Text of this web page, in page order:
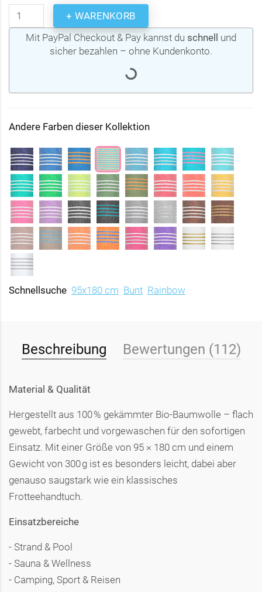
+ WARENKORB
Mit PayPal Checkout & Pay kannst du schnell
und
sicher bezahlen – ohne Kundenkonto.
Andere Farben dieser Kollektion
Schnellsuche 95x180 cm Bunt Rainbow
Beschreibung Bewertungen (112)
Material & Qualität
Hergestellt aus 100 % gekämmter Bio-Baumwolle – flach
gewebt, farbecht und vorgewaschen für den sofortigen
Einsatz. Mit einer Größe von 95 × 180 cm und einem
Gewicht von 300 g ist es besonders leicht, dabei aber
genauso saugstark wie ein klassisches
Frotteehandtuch.
Einsatzbereiche
- Strand & Pool
- Sauna & Wellness
- Camping, Sport & Reisen